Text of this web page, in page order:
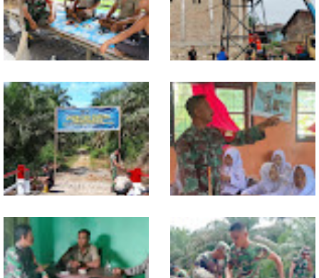
Lewat Komsos di Warung
Kopi, Babinsa Bangun Sinergi
dan Kekompakan Warga
Progres TNI AD Manunggal Air
Dikebut, Babinsa dan Warga
Dirikan Tower Polytank di
Belegen Mulia
Kodim 0118 Tancap Gas
Rampungkan Finishing
Jembatan Garuda
Melalui Wasbang, Babinsa
Bentuk Karakter dan Jiwa
Patriotisme Pelajar